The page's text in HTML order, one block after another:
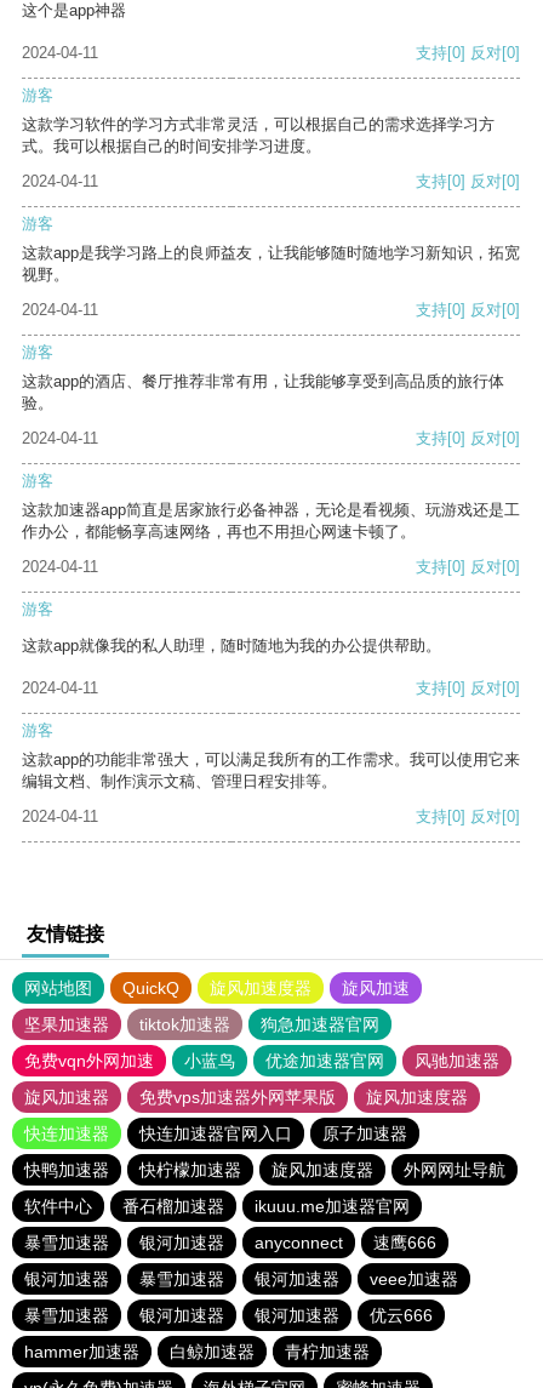
这个是app神器
2024-04-11 支持[0] 反对[0]
游客
这款学习软件的学习方式非常灵活，可以根据自己的需求选择学习方
式。我可以根据自己的时间安排学习进度。
2024-04-11
支持[0] 反对[0]
游客
这款app是我学习路上的良师益友，让我能够随时随地学习新知识，拓宽
视野。
2024-04-11
支持[0] 反对[0]
游客
这款app的酒店、餐厅推荐非常有用，让我能够享受到高品质的旅行体
验。
2024-04-11
支持[0] 反对[0]
游客
这款加速器app简直是居家旅行必备神器，无论是看视频、玩游戏还是工
作办公，都能畅享高速网络，再也不用担心网速卡顿了。
2024-04-11
支持[0] 反对[0]
游客
这款app就像我的私人助理，随时随地为我的办公提供帮助。
2024-04-11 支持[0] 反对[0]
游客
这款app的功能非常强大，可以满足我所有的工作需求。我可以使用它来
编辑文档、制作演示文稿、管理日程安排等。
2024-04-11
支持[0] 反对[0]
友情链接
网站地图 QuickQ 旋风加速度器
旋风加速
坚果加速器
tiktok加速器
狗急加速器官网
免费vqn外网加速
小蓝鸟 优途加速器官网
风驰加速器
旋风加速器
免费vps加速器外网苹果版
旋风加速度器
快连加速器
快连加速器官网入口
原子加速器
快鸭加速器
快柠檬加速器 旋风加速度器
外网网址导航
软件中心
番石榴加速器
ikuuu.me加速器官网
暴雪加速器
银河加速器 anyconnect
速鹰666
银河加速器
暴雪加速器 银河加速器
veee加速器
暴雪加速器
银河加速器 银河加速器
优云666
hammer加速器
白鲸加速器
青柠加速器